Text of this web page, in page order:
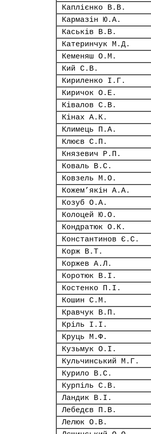
Каплієнко В.В.
Кармазін Ю.А.
Каськів В.В.
Катеринчук М.Д.
Кеменяш О.М.
Кий С.В.
Кириленко І.Г.
Киричок О.Е.
Ківалов С.В.
Кінах А.К.
Климець П.А.
Клюєв С.П.
Князевич Р.П.
Коваль В.С.
Ковзель М.О.
Кожем’якін А.А.
Козуб О.А.
Колоцей Ю.О.
Кондратюк О.К.
Константинов Є.С.
Корж В.Т.
Коржев А.Л.
Коротюк В.І.
Костенко П.І.
Кошин С.М.
Кравчук В.П.
Кріль І.І.
Круць М.Ф.
Кузьмук О.І.
Кульчинський М.Г.
Курило В.С.
Курпіль С.В.
Ландик В.І.
Лебедєв П.В.
Лелюк О.В.